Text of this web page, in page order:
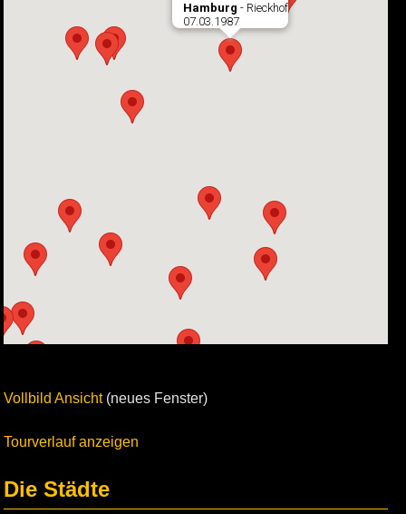
Hamburg - Rieckhof
07.03.1987
Vollbild Ansicht(neues Fenster)
Tourverlauf anzeigen
Die Städte